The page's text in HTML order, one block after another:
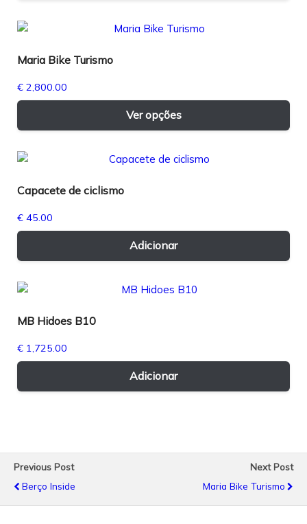
Maria Bike Turismo
€ 2,800.00
Ver opções
Capacete de ciclismo
€ 45.00
Adicionar
MB Hidoes B10
€ 1,725.00
Adicionar
Previous Post
Berço Inside
Next Post
Maria Bike Turismo